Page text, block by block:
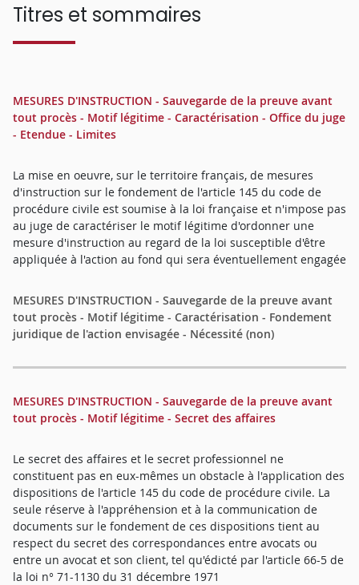
Titres et sommaires
MESURES D'INSTRUCTION - Sauvegarde de la preuve avant
tout procès - Motif légitime - Caractérisation - Office du juge
- Etendue - Limites
La mise en oeuvre, sur le territoire français, de mesures
d'instruction sur le fondement de l'article 145 du code de
procédure civile est soumise à la loi française et n'impose pas
au juge de caractériser le motif légitime d'ordonner une
mesure d'instruction au regard de la loi susceptible d'être
appliquée à l'action au fond qui sera éventuellement engagée
MESURES D'INSTRUCTION - Sauvegarde de la preuve avant
tout procès - Motif légitime - Caractérisation - Fondement
juridique de l'action envisagée - Nécessité (non)
MESURES D'INSTRUCTION - Sauvegarde de la preuve avant
tout procès - Motif légitime - Secret des affaires
Le secret des affaires et le secret professionnel ne
constituent pas en eux-mêmes un obstacle à l'application des
dispositions de l'article 145 du code de procédure civile. La
seule réserve à l'appréhension et à la communication de
documents sur le fondement de ces dispositions tient au
respect du secret des correspondances entre avocats ou
entre un avocat et son client, tel qu'édicté par l'article 66-5 de
la loi n° 71-1130 du 31 décembre 1971